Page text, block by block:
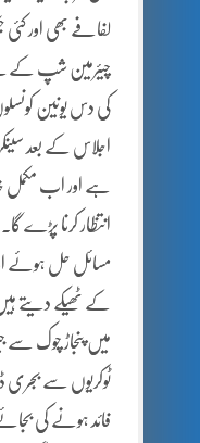
لفافے بھی اور کئی
چیئرمین شپ کے
کی دس یونین
اجلاس کے بعد
ہے اور اب مکمل
انتظار کرنا پڑے
مسائل حل ہوئے اور
میں پنجاڑ چوک سے
ٹوکریوں سے بجری
فائد ہونے کی بجائے